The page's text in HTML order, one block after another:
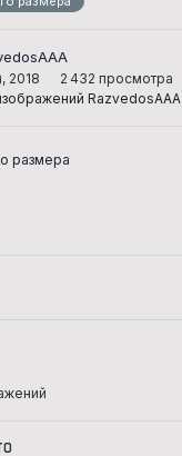
2018
2 432 просмотра
RazvedosAAA
размера